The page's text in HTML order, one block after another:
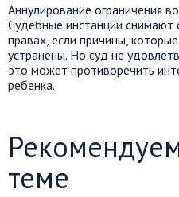
Аннулирование ограничения
Судебные инстанции снимают
правах, если причины,
устранены. Но суд не
это может противоречить
ребенка.
теме